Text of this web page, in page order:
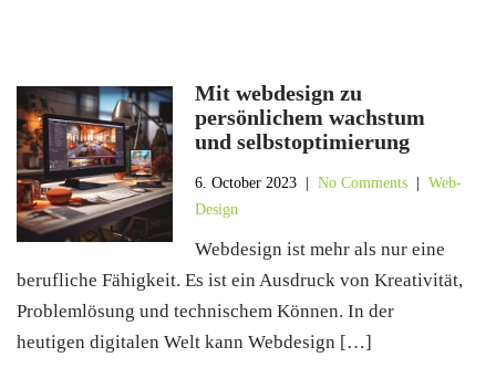
Mit webdesign zu
persönlichem wachstum
und selbstoptimierung
6. October 2023 |No Comments |Web-
Design
Webdesign ist mehr als nur eine
berufliche Fähigkeit. Es ist ein Ausdruck von Kreativität,
Problemlösung und technischem Können. In der
heutigen digitalen Welt kann Webdesign […]